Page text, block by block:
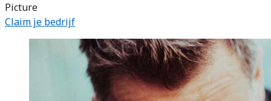
Picture
Claim je bedrijf